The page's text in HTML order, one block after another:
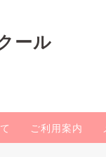
ール
ご利用案内